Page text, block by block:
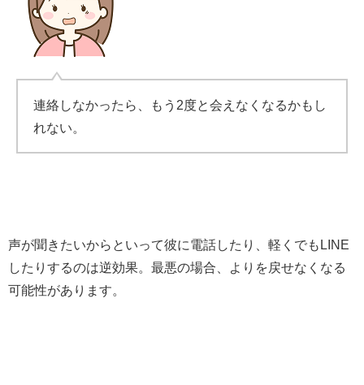
連絡しなかったら、もう2度と会えなくなるかもし
れない。
声が聞きたいからといって彼に電話したり、軽くでもLINE
したりするのは逆効果。最悪の場合、よりを戻せなくなる
可能性があります。